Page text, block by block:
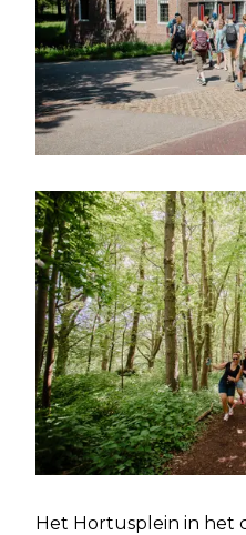
Het Hortusplein in het